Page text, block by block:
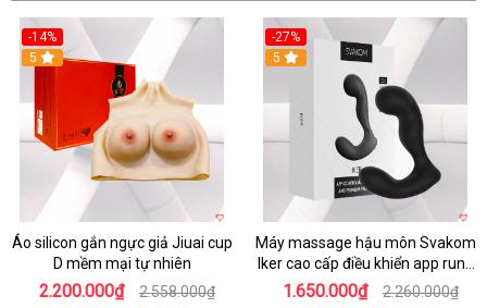
-14%
5
Áo silicon gắn ngực giả Jiuai cup
D mềm mại tự nhiên
2.200.000₫ 2.558.000₫
-27%
5
Máy massage hậu môn Svakom
Iker cao cấp điều khiển app rung
mạnh
1.650.000₫ 2.260.000₫